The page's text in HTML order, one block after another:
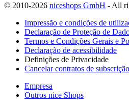
© 2010-2026 niceshops GmbH - All
Impressão e condições de
Declaração de Proteção de
Termos e Condições Gerais e
Declaração de acessibilidade
Definições de Privacidade
Cancelar contratos de
Empresa
Outros nice Shops